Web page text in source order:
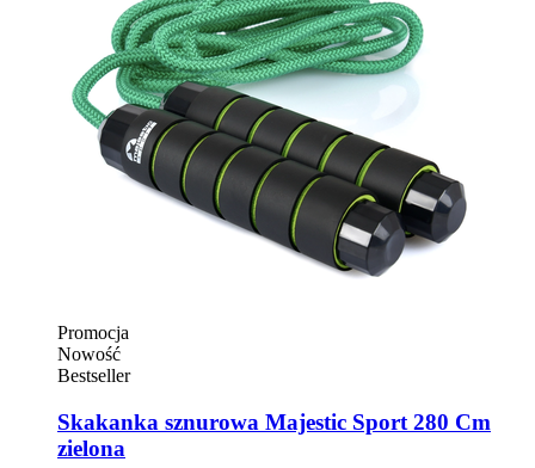
Promocja
Nowość
Bestseller
Skakanka sznurowa Majestic Sport 280 Cm
zielona